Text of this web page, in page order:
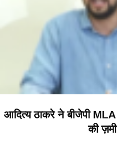
आदित्य ठाकरे ने बीजेपी MLA
की